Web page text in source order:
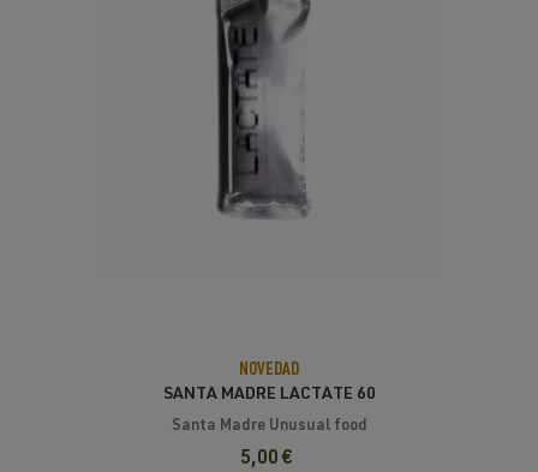
NOVEDAD
SANTA MADRE LACTATE 60
Santa Madre Unusual food
5,00 €